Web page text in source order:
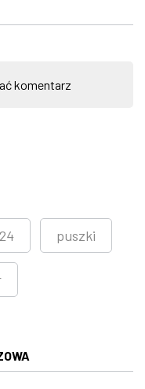
komentarz
puszki